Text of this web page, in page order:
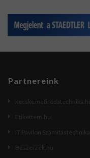
Partnereink
Etikettem.hu
IT Pavilon
Beszerzek.hu